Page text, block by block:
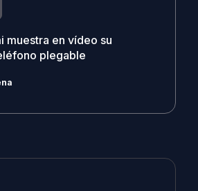
muestra en vídeo su
plegable